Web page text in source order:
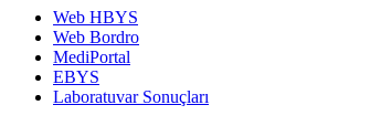
Web HBYS
Web Bordro
MediPortal
EBYS
Laboratuvar Sonuçları